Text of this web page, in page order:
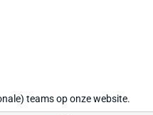
teams op onze website.